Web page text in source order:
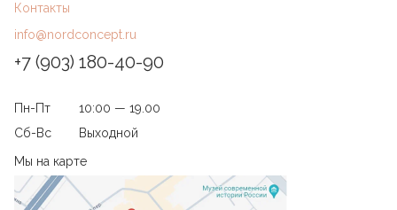
Контакты
info@nordconcept.ru
+7 (903) 180-40-90
Пн-Пт
10:00 — 19.00
Сб-Вс
Выходной
Мы на карте